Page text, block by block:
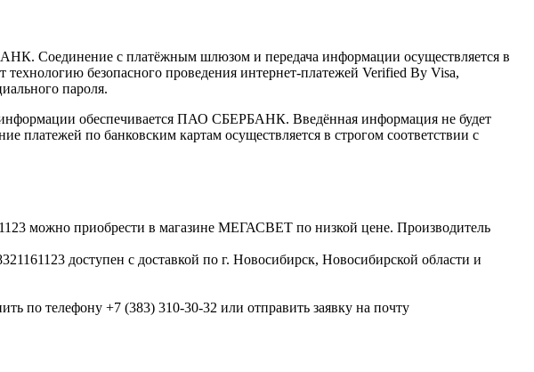
Соединение с платёжным шлюзом и передача информации осуществляется в
безопасного проведения интернет-платежей Verified By Visa,
пароля.
обеспечивается ПАО СБЕРБАНК. Введённая информация не будет
платежей по банковским картам осуществляется в строгом соответствии с
можно приобрести в магазине МЕГАСВЕТ по низкой цене. Производитель
доступен с доставкой по г. Новосибирск, Новосибирской области и
по телефону +7 (383) 310-30-32 или отправить заявку на почту